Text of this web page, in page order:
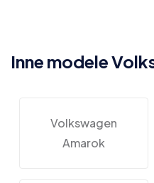
Inne modele
Volkswagen
Amarok